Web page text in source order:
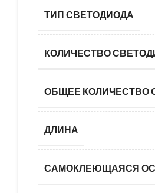
ТИП СВЕТОДИОДА
КОЛИЧЕСТВО
ОБЩЕЕ КОЛИЧЕСТВО
ДЛИНА
САМОКЛЕЮЩАЯСЯ